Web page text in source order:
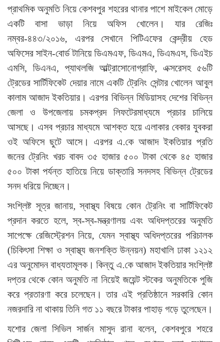
প্রাথমিক অনুমতি নিয়ে কেশবপুর শহরের থানার পাশে মাইকেল মোড়ে
একটি বাসা ভাড়া নিয়ে অফিস খোলেন। যার রেজিঃ
নম্বর-৪৪৩/২০১৬, এরপর সেখানে পিটিএফের কেন্দ্রীয় হেড
অফিসের সাইন-বোর্ড টানিয়ে ডিএমএফ, ডিএমএ, ডিএমএস, ডিএইচ
এমসি, ডিএনএ, প্যাথলজি আল্ট্রাসোনোগ্রাফি, এক্সরেসহ ৫৬টি
ট্রেডের সার্টিফিকেট দেয়ার নামে একটি ট্রেনিং সেন্টার খোলেন আবুল
কালাম আজাদ ইকতিয়ার। এরপর বিভিন্ন মিডিয়াসহ দেশের বিভিন্ন
জেলা ও উপজেলায় চমকপ্রদ লিফটেরমাধ্যমে প্রচার চালিয়ে
আসছে। এসব প্রচার মাধ্যমে আশক্ত হয়ে এলাকার বেকার যুবকরা
ওই অফিসে ছুটে আসে। এরপর এ.কে আজাদ ইকতিয়ার প্রতি
জনের ট্রেনিং খরচ বাবদ ৩৫ হাজার ৫০০ টাকা থেকে ৪৫ হাজার
৫০০ টাকা পর্যন্ত হাতিয়ে নিয়ে ডাক্তারি সনদসহ বিভিন্ন ট্রেডের
সনদ ধরিয়ে দিচ্ছেন।
সংশ্লিষ্ট সূত্র জানায়, স্বাস্থ্য বিষয়ে কোন ট্রেনিং বা সার্টিফিকেট
প্রদান করতে হলে, স্ব-স্ব-মন্ত্রণালয় এবং অধিদপ্তরের অনুমতি
সাপেক্ষে রেজিস্ট্রেশন নিয়ে, যেমন স্বাস্থ্য অধিদপ্তরের পরিচালক
(চিকিৎসা শিক্ষা ও স্বাস্থ্য জনশক্তি উন্নয়ন) মহাখালি ঢাকা ১২১২
এর অনুমোদন বাধ্যতামূলক। কিন্তু এ.কে আজাদ ইকতিয়ার সংশ্লিষ্ট
দপ্তর থেকে কোন অনুমতি না নিয়েই জয়েন্ট স্টকের অনুমতিকে পুজি
করে প্রতারণা করে চলেছেন। তার এই প্রতিষ্ঠানে সরকারি কোন
নজরদারি না থাকায় তিনি গত ১১ বছরে টাকার পাহাড় গড়ে তুলেছেন।
যশোর জেলা সিভিল সার্জন মাসুদ রানা বলেন, কেশবপুরে শহরে